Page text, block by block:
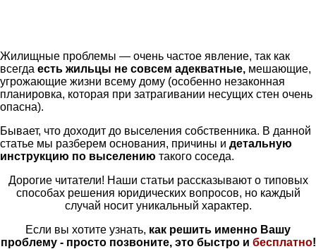
Жилищные проблемы — очень частое явление, так как
всегда есть жильцы не совсем адекватные, мешающие,
угрожающие жизни всему дому (особенно незаконная
планировка, которая при затрагивании несущих стен очень
опасна).
Бывает, что доходит до выселения собственника. В данной
статье мы разберем основания, причины и детальную
инструкцию по выселению такого соседа.
Дорогие читатели! Наши статьи рассказывают о типовых
способах решения юридических вопросов, но каждый
случай носит уникальный характер.
Если вы хотите узнать, как решить именно Вашу
проблему - просто позвоните, это быстро и бесплатно!